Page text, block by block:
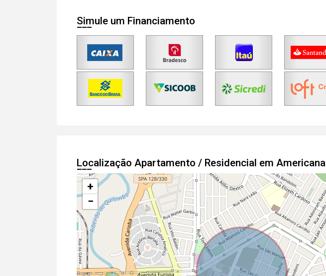
Simule um Financiamento
Localização Apartamento / Residencial em Americana
+
−